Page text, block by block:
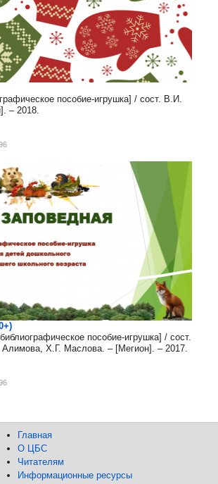
пособие-игрушка] / сост. В.И.
– 2018.
пособие-игрушка] / сост.
Х.Г. Маслова. – [Мегион]. – 2017.
Главная
О ЦБС
Читателям
Информационные ресурсы